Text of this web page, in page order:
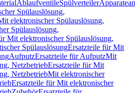
AblaufventileSpülverteiler
Spülauslösung,
elektronischer Spülauslösung,
Spülauslösung,
Mit elektronischer Spülauslösung,
SpülauslösungErsatzteile für Mit
AufputzErsatzteile für AufputzMit
NetzbetriebErsatzteile für Mit
NetzbetriebMit elektronischer
Ersatzteile für Mit elektronischer